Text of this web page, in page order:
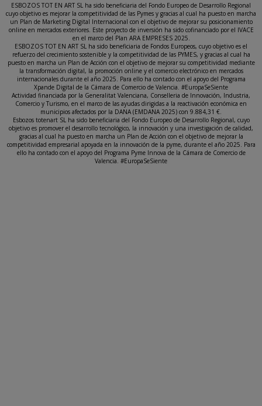
ESBOZOS TOT EN ART SL ha sido beneficiaria del Fondo Europeo de Desarrollo Regional
cuyo objetivo es mejorar la competitividad de las Pymes y gracias al cual ha puesto en marcha
un Plan de Marketing Digital Internacional con el objetivo de mejorar su posicionamiento
online en mercados exteriores. Este proyecto de inversión ha sido cofinanciado por el IVACE
en el marco del Plan ARA EMPRESES 2025.
ESBOZOS TOT EN ART SL ha sido beneficiaria de Fondos Europeos, cuyo objetivo es el
refuerzo del crecimiento sostenible y la competitividad de las PYMES, y gracias al cual ha
puesto en marcha un Plan de Acción con el objetivo de mejorar su competitividad mediante
la transformación digital, la promoción online y el comercio electrónico en mercados
internacionales durante el año 2025. Para ello ha contado con el apoyo del Programa
Xpande Digital de la Cámara de Comercio de Valencia. #EuropaSeSiente
Actividad financiada por la Generalitat Valenciana, Conselleria de Innovación, Industria,
Comercio y Turismo, en el marco de las ayudas dirigidas a la reactivación económica en
municipios afectados por la DANA (EMDANA 2025) con 9.884,31 €.
Esbozos totenart SL ha sido beneficiaria del Fondo Europeo de Desarrollo Regional, cuyo
objetivo es promover el desarrollo tecnológico, la innovación y una investigación de calidad,
gracias al cual ha puesto en marcha un Plan de Acción con el objetivo de mejorar la
competitividad empresarial apoyada en la innovación de la pyme, durante el año 2025. Para
ello ha contado con el apoyo del Programa Pyme Innova de la Cámara de Comercio de
Valencia. #EuropaSeSiente